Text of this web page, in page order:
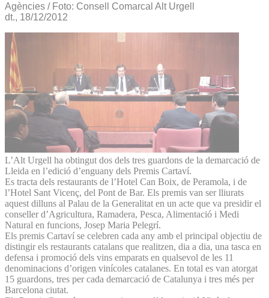
Agències / Foto: Consell Comarcal Alt Urgell
dt., 18/12/2012
L’Alt Urgell ha obtingut dos dels tres guardons de la demarcació de
Lleida en l’edició d’enguany dels Premis Cartaví.
Es tracta dels restaurants de l’Hotel Can Boix, de Peramola, i de
l’Hotel Sant Vicenç, del Pont de Bar. Els premis van ser lliurats
aquest dilluns al Palau de la Generalitat en un acte que va presidir el
conseller d’Agricultura, Ramadera, Pesca, Alimentació i Medi
Natural en funcions, Josep Maria Pelegrí.
Els premis Cartaví se celebren cada any amb el principal objectiu de
distingir els restaurants catalans que realitzen, dia a dia, una tasca en
defensa i promoció dels vins emparats en qualsevol de les 11
denominacions d’origen vinícoles catalanes. En total es van atorgat
15 guardons, tres per cada demarcació de Catalunya i tres més per
Barcelona ciutat.